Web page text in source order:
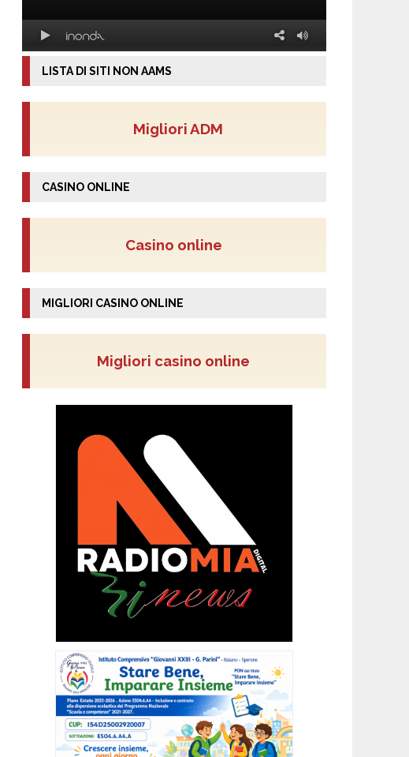
LISTA DI SITI NON AAMS
Migliori ADM
CASINO ONLINE
Casino online
MIGLIORI CASINO ONLINE
Migliori casino online